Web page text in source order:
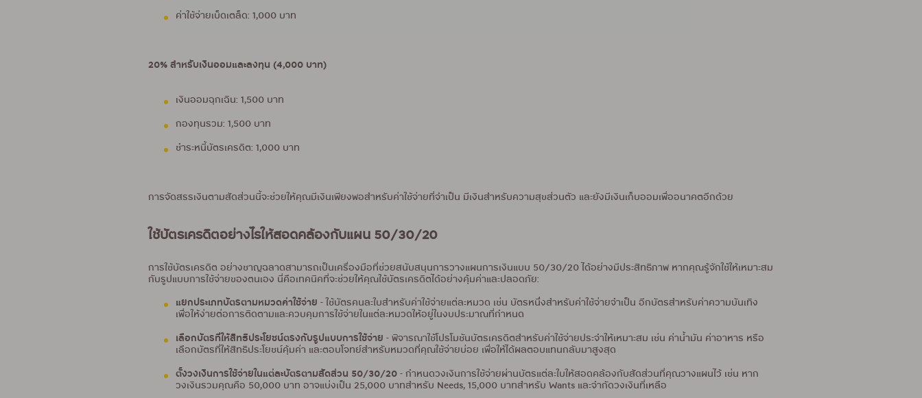
ค่าใช้จ่ายเบ็ดเตล็ด: 1,000 บาท
20% สำหรับเงินออมและลงทุน (4,000 บาท)
เงินออมฉุกเฉิน: 1,500 บาท
กองทุนรวม: 1,500 บาท
ชำระหนี้บัตรเครดิต: 1,000 บาท
การจัดสรรเงินตามสัดส่วนนี้จะช่วยให้คุณมีเงินเพียงพอสำหรับค่าใช้จ่ายที่จำเป็น มีเงินสำหรับความสุขส่วนตัว และยังมีเงินเก็บออมเพื่ออนาคตอีกด้วย
ใช้บัตรเครดิตอย่างไรให้สอดคล้องกับแผน 50/30/20
การใช้บัตรเครดิต อย่างชาญฉลาดสามารถเป็นเครื่องมือที่ช่วยสนับสนุนการวางแผนการเงินแบบ 50/30/20 ได้อย่างมีประสิทธิภาพ หากคุณรู้จักใช้ให้เหมาะสม
กับรูปแบบการใช้จ่ายของตนเอง นี่คือเทคนิคที่จะช่วยให้คุณใช้บัตรเครดิตได้อย่างคุ้มค่าและปลอดภัย:
แยกประเภทบัตรตามหมวดค่าใช้จ่าย - ใช้บัตรคนละใบสำหรับค่าใช้จ่ายแต่ละหมวด เช่น บัตรหนึ่งสำหรับค่าใช้จ่ายจำเป็น อีกบัตรสำหรับค่าความบันเทิง
เพื่อให้ง่ายต่อการติดตามและควบคุมการใช้จ่ายในแต่ละหมวดให้อยู่ในงบประมาณที่กำหนด
เลือกบัตรที่ให้สิทธิประโยชน์ตรงกับรูปแบบการใช้จ่าย - พิจารณาใช้โปรโมชันบัตรเครดิตสำหรับค่าใช้จ่ายประจำให้เหมาะสม เช่น ค่าน้ำมัน ค่าอาหาร หรือ
เลือกบัตรที่ให้สิทธิประโยชน์คุ้มค่า และตอบโจทย์สำหรับหมวดที่คุณใช้จ่ายบ่อย เพื่อให้ได้ผลตอบแทนกลับมาสูงสุด
ตั้งวงเงินการใช้จ่ายในแต่ละบัตรตามสัดส่วน 50/30/20 - กำหนดวงเงินการใช้จ่ายผ่านบัตรแต่ละใบให้สอดคล้องกับสัดส่วนที่คุณวางแผนไว้ เช่น หาก
วงเงินรวมคุณคือ 50,000 บาท อาจแบ่งเป็น 25,000 บาทสำหรับ Needs, 15,000 บาทสำหรับ Wants และจำกัดวงเงินที่เหลือ